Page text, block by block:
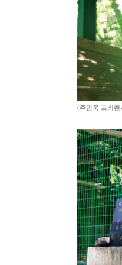
(주민욱 프리랜